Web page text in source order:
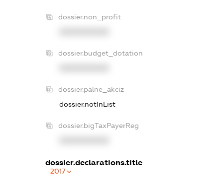
dossier.non_profit
dossier.budget_dotation
dossier.palne_akciz
dossier.notInList
dossier.bigTaxPayerReg
dossier.declarations.title
2017